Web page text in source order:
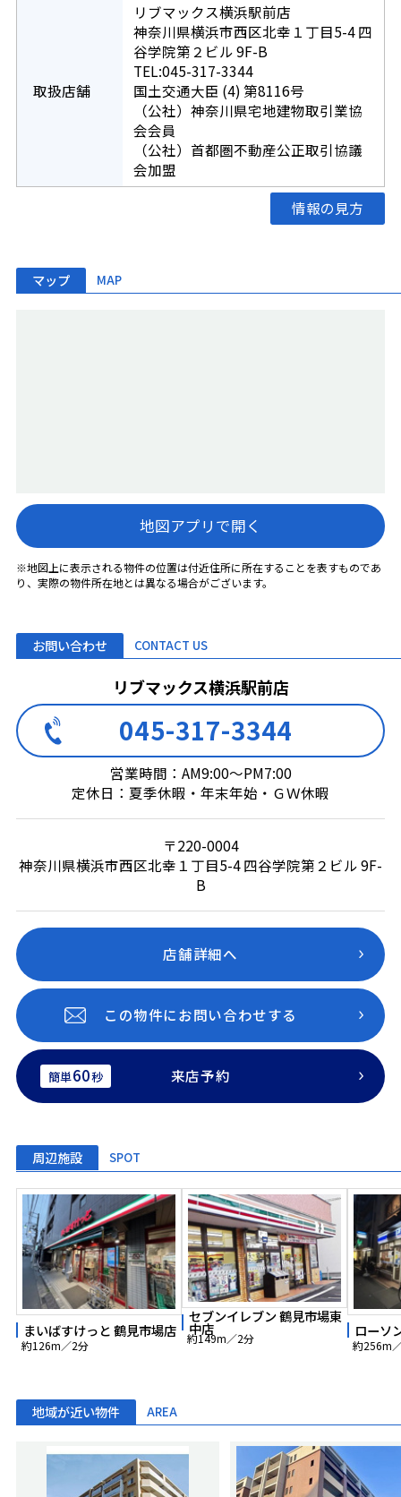
取扱店舗
リブマックス横浜駅前店
神奈川県横浜市西区北幸１丁目5-4 四
谷学院第２ビル 9F-B
TEL:045-317-3344
国土交通大臣 (4) 第8116号
（公社）神奈川県宅地建物取引業協
会会員
（公社）首都圏不動産公正取引協議
会加盟
情報の見方
マップ MAP
地図アプリで開く
※地図上に表示される物件の位置は付近住所に所在することを表すものであ
り、実際の物件所在地とは異なる場合がございます。
お問い合わせ CONTACT US
リブマックス横浜駅前店
045-317-3344
営業時間：AM9:00～PM7:00
定休日：夏季休暇・年末年始・ＧＷ休暇
〒220-0004
神奈川県横浜市西区北幸１丁目5-4 四谷学院第２ビル 9F-
B
店舗詳細へ
この物件にお問い合わせする
簡単60秒 来店予約
周辺施設 SPOT
まいばすけっと 鶴見市場店
約126m／2分
セブンイレブン 鶴見市場東
中店
約149m／2分 ローソ
約256m
地域が近い物件 AREA